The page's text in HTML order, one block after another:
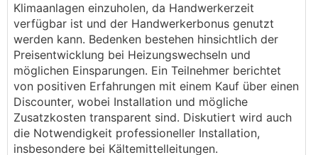
Klimaanlagen einzuholen, da Handwerkerzeit
verfügbar ist und der Handwerkerbonus genutzt
werden kann. Bedenken bestehen hinsichtlich der
Preisentwicklung bei Heizungswechseln und
möglichen Einsparungen. Ein Teilnehmer berichtet
von positiven Erfahrungen mit einem Kauf über einen
Discounter, wobei Installation und mögliche
Zusatzkosten transparent sind. Diskutiert wird auch
die Notwendigkeit professioneller Installation,
insbesondere bei Kältemittelleitungen.